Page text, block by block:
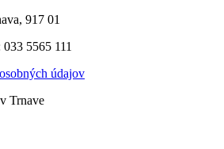
917 01
5565 111
údajov
Trnave